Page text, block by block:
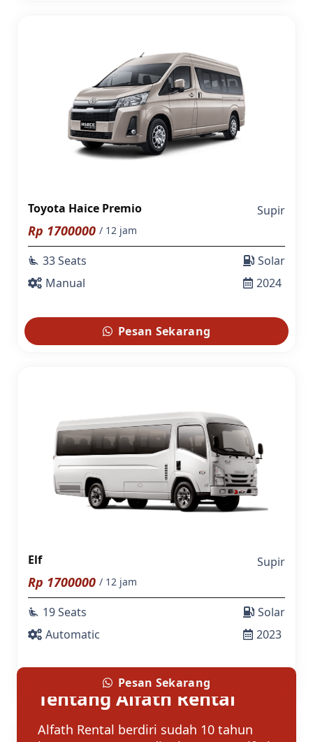
Toyota Haice Premio Supir
Rp 1700000 / 12 jam
airline_seat_recline_extra 33 Seats
Manual
Solar
2024
Pesan Sekarang
Elf Supir
Rp 1700000 / 12 jam
airline_seat_recline_extra 19 Seats
Automatic
Solar
2023
Pesan Sekarang
Tentang Alfath Rental
Alfath Rental berdiri sudah 10 tahun